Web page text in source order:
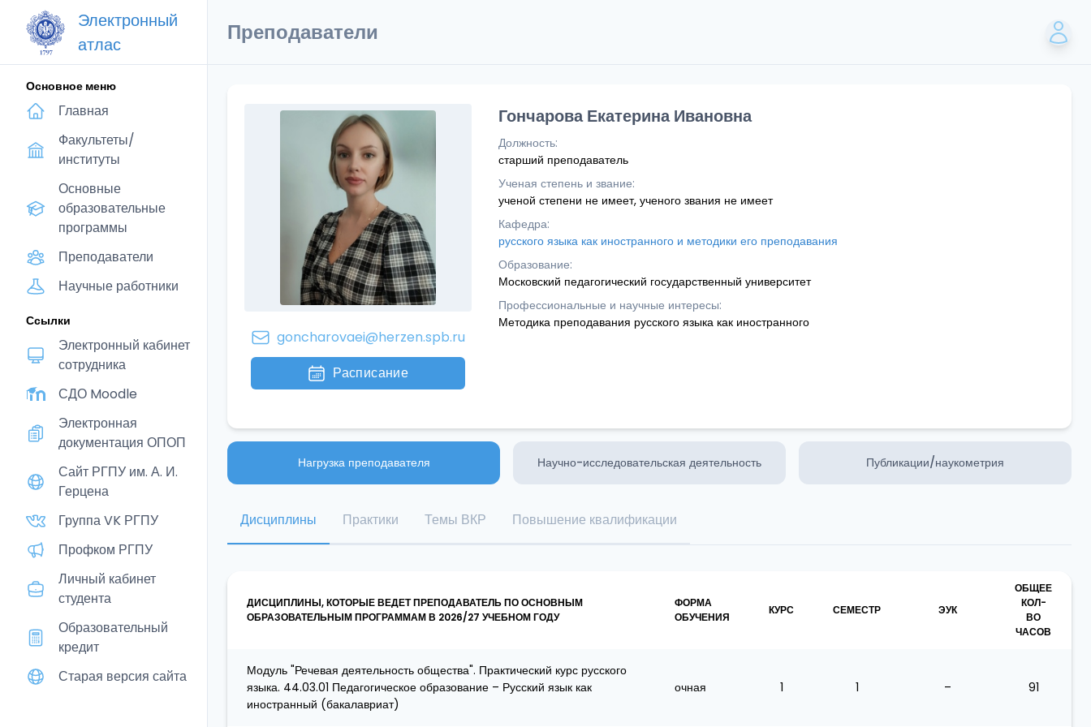
Электронный
атлас
Основное меню
Главная
Факультеты/
институты
Основные
образовательные
программы
Преподаватели
Научные работники
Ссылки
Электронный кабинет
сотрудника
СДО Moodle
Электронная
документация ОПОП
Сайт РГПУ им. А. И.
Герцена
Группа VK РГПУ
Профком РГПУ
Личный кабинет
студента
Образовательный
кредит
Старая версия сайта
Преподаватели
goncharovaei@herzen.spb.ru
Расписание
Гончарова Екатерина Ивановна
Должность:
старший преподаватель
Ученая степень и звание:
ученой степени не имеет, ученого звания не имеет
Кафедра:
русского языка как иностранного и методики его преподавания
Образование:
Московский педагогический государственный университет
Профессиональные и научные интересы:
Методика преподавания русского языка как иностранного
Нагрузка преподавателя Научно-исследовательская деятельность Публикации/наукометрия
Дисциплины Практики Темы ВКР Повышение квалификации
ДИСЦИПЛИНЫ, КОТОРЫЕ ВЕДЕТ ПРЕПОДАВАТЕЛЬ ПО ОСНОВНЫМ
ОБРАЗОВАТЕЛЬНЫМ ПРОГРАММАМ В 2026/27 УЧЕБНОМ ГОДУ
ФОРМА
ОБУЧЕНИЯ
КУРС СЕМЕСТР ЭУК
ОБЩЕЕ
КОЛ-
ВО
ЧАСОВ
Модуль "Речевая деятельность общества". Практический курс русского
языка. 44.03.01 Педагогическое образование – Русский язык как
иностранный (бакалавриат)
очная 1 1 – 91